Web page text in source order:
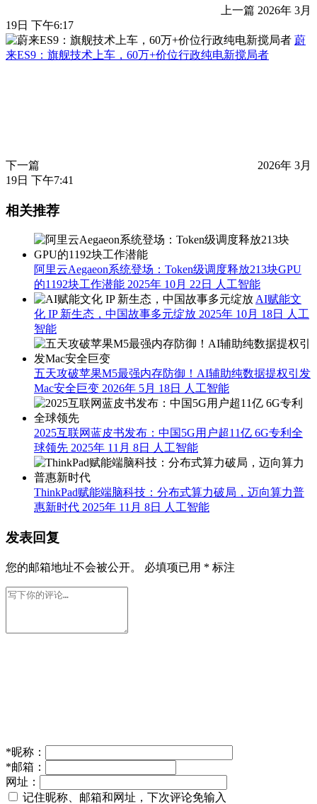
上一篇 2026年 3月
19日 下午6:17
蔚
来ES9：旗舰技术上车，60万+价位行政纯电新搅局者
下一篇
2026年 3月
19日 下午7:41
相关推荐
阿里云Aegaeon系统登场：Token级调度释放213块GPU
的1192块工作潜能 2025年 10月 22日
人工智能
AI赋能文
化 IP 新生态，中国故事多元绽放 2025年 10月 18日
人工
智能
五天攻破苹果M5最强内存防御！AI辅助纯数据提权引发
Mac安全巨变 2026年 5月 18日 人工智能
2025互联网蓝皮书发布：中国5G用户超11亿 6G专利全
球领先 2025年 11月 8日 人工智能
ThinkPad赋能端脑科技：分布式算力破局，迈向算力普
惠新时代 2025年 11月 8日 人工智能
发表回复
您的邮箱地址不会被公开。 必填项已用 * 标注
*昵称：
*邮箱：
网址：
记住昵称、邮箱和网址，下次评论免输入